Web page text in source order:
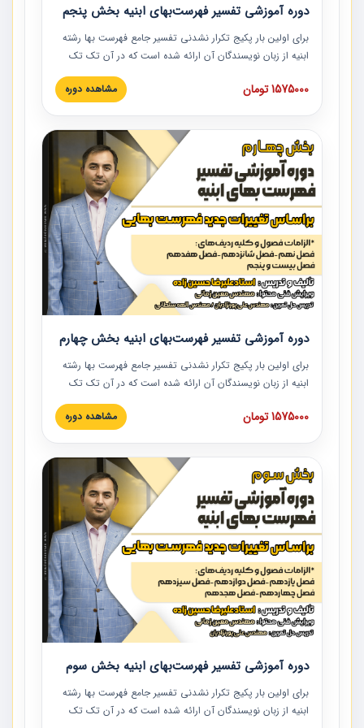
دوره آموزشی تفسیر فهرست‌بهای ابنیه بخش پنجم
برای اولین بار پکیج تکرار نشدنی تفسیر جامع فهرست بها رشته
ابنیه از زبان نویسندگان آن ارائه شده است که در آن تک تک
ردیف ها و مطالب فهرست بها تفسیر و ارائه شده است. این
دوره به صورت کامل تصویری بوده و به همراه تصاویر عملیات
دوره با کلام مهندس علیرضاحسین‌زاده مدیر پروژه مهندسی
مشاور در امر بازنگری فهرست بها رشته ابنیه ارائه شده و به تمام
همکارانی که در حوزه صنعت ساخت در حال فعالیت هستند حتما
توصیه می کنیم از مطالب این دوره استفاده نمایند.
1575000 تومان مشاهده دوره
دوره آموزشی تفسیر فهرست‌بهای ابنیه بخش چهارم
برای اولین بار پکیج تکرار نشدنی تفسیر جامع فهرست بها رشته
ابنیه از زبان نویسندگان آن ارائه شده است که در آن تک تک
ردیف ها و مطالب فهرست بها تفسیر و ارائه شده است. این
دوره به صورت کامل تصویری بوده و به همراه تصاویر عملیات
دوره با کلام مهندس علیرضاحسین‌زاده مدیر پروژه مهندسی
مشاور در امر بازنگری فهرست بها رشته ابنیه ارائه شده و به تمام
همکارانی که در حوزه صنعت ساخت در حال فعالیت هستند حتما
توصیه می کنیم از مطالب این دوره استفاده نمایند.
1575000 تومان مشاهده دوره
دوره آموزشی تفسیر فهرست‌بهای ابنیه بخش سوم
برای اولین بار پکیج تکرار نشدنی تفسیر جامع فهرست بها رشته
ابنیه از زبان نویسندگان آن ارائه شده است که در آن تک تک